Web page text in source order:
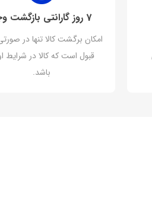
7 روز گارانتی بازگشت وجه
امکان برگشت کالا تنها در
قبول است که کالا در شرایط
باشد.